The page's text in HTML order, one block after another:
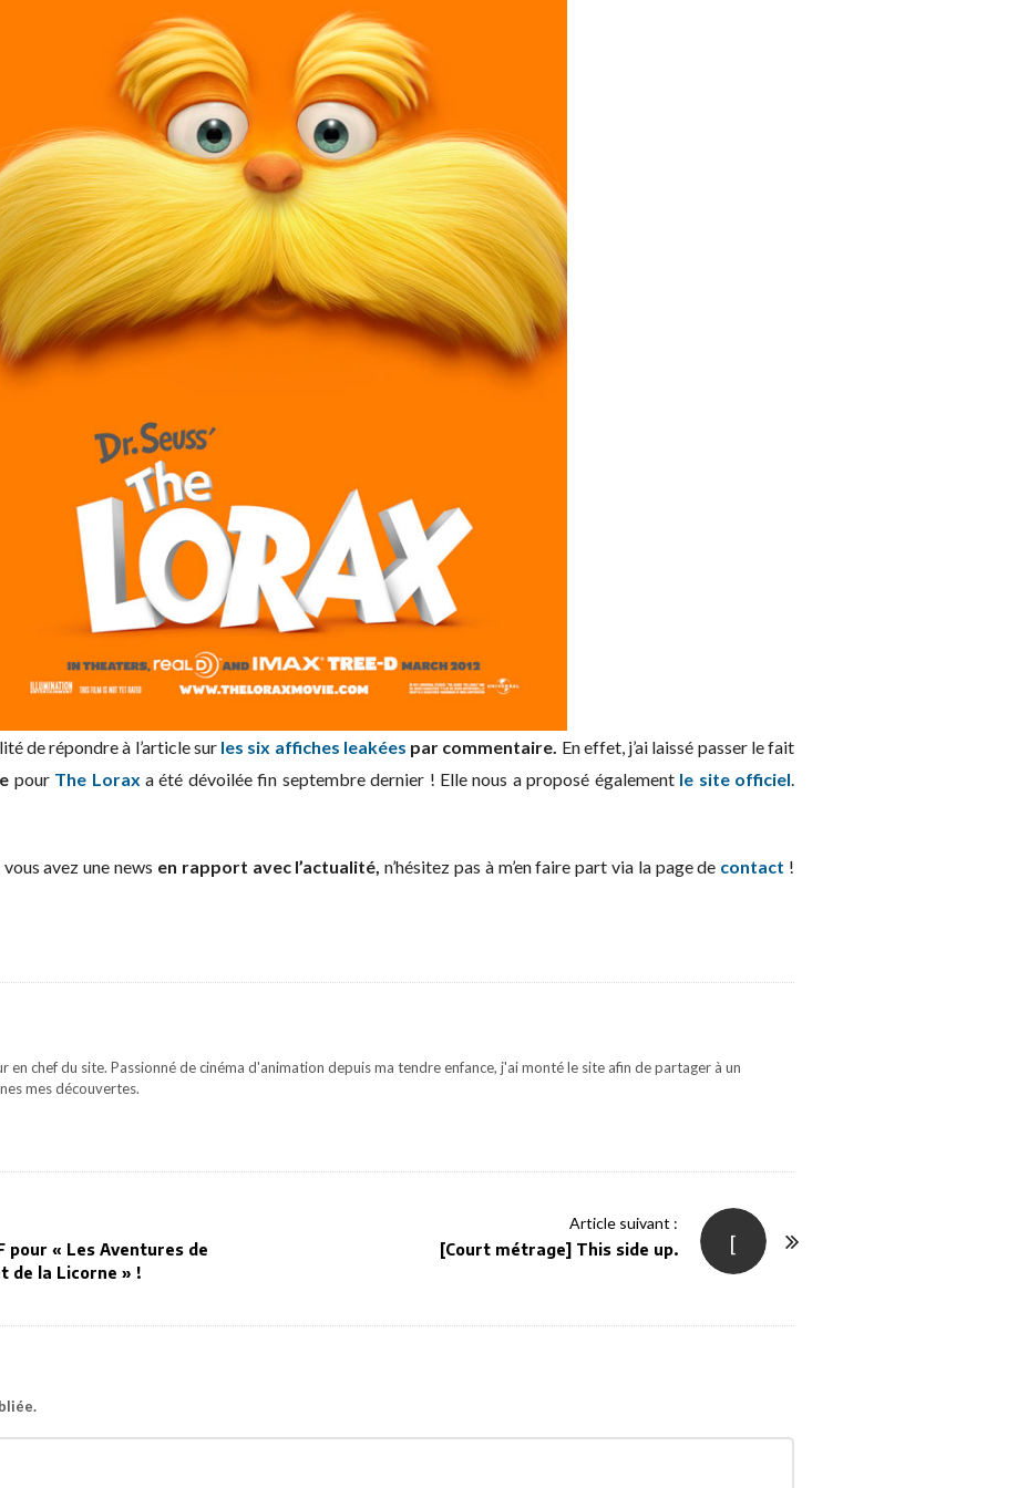
de répondre à l’article sur les six affiches leakées par commentaire. En effet, j’ai laissé passer le fait
pour The Lorax a été dévoilée fin septembre dernier ! Elle nous a proposé également le site officiel.
avez une news en rapport avec l’actualité, n’hésitez pas à m’en faire part via la page de contact !
en chef du site. Passionné de cinéma d'animation depuis ma tendre enfance, j'ai monté le site afin de partager à un
mes découvertes.
pour « Les Aventures de
de la Licorne » !
[
Article suivant :
[Court métrage] This side up.